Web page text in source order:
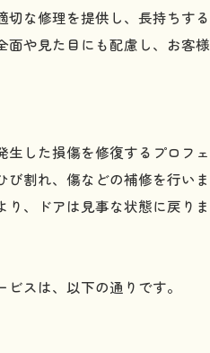
切な修理を提供し、長持ちする
面や見た目にも配慮し、お客様
生した損傷を修復するプロフェ
び割れ、傷などの補修を行いま
、ドアは見事な状態に戻りま
スは、以下の通りです。